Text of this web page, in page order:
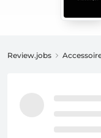
Review.jobs